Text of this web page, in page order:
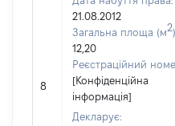
8
21.08.2012
Загальна площа (м2
12,20
Реєстраційний
[Конфіденційна
інформація]
Декларує: